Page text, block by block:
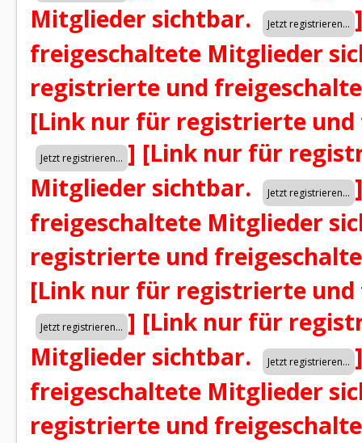
Mitglieder sichtbar.
]
freigeschaltete Mitglieder
registrierte und
[Link nur für registrierte
] [Link nur für
Mitglieder sichtbar.
]
freigeschaltete Mitglieder
registrierte und
[Link nur für registrierte
] [Link nur für
Mitglieder sichtbar.
]
freigeschaltete Mitglieder
registrierte und